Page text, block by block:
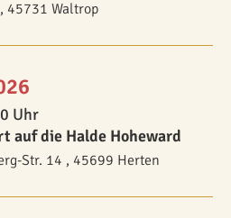
45731 Waltrop
Uhr
auf die Halde Hoheward
Str. 14 , 45699 Herten